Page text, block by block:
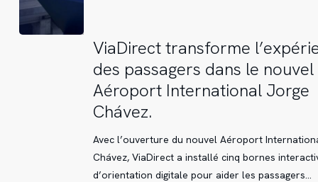
ViaDirect
transforme
l’expérience
des
passagers
ViaDirect transforme
des passagers dans le nouvel
Aéroport International Jorge
Chávez.
Avec l’ouverture du nouvel Aéroport
Chávez, ViaDirect a installé cinq bornes
d’orientation digitale pour aider les passagers…